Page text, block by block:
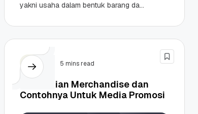
yakni usaha dalam bentuk barang dan
Jasa. Untuk usaha di...
Bisnis 5 mins read
Pengertian Merchandise dan
Contohnya Untuk Media Promosi